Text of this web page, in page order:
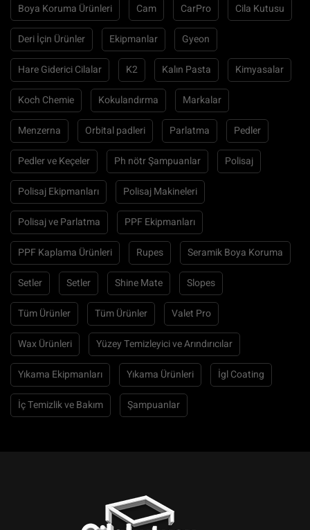
Boya Koruma Ürünleri Cam CarPro Cila Kutusu
Deri İçin Ürünler Ekipmanlar Gyeon
Hare Giderici Cilalar K2 Kalın Pasta Kimyasalar
Koch Chemie Kokulandırma Markalar
Menzerna Orbital padleri Parlatma Pedler
Pedler ve Keçeler Ph nötr Şampuanlar Polisaj
Polisaj Ekipmanları Polisaj Makineleri
Polisaj ve Parlatma PPF Ekipmanları
PPF Kaplama Ürünleri Rupes Seramik Boya Koruma
Setler Setler Shine Mate Slopes
Tüm Ürünler Tüm Ürünler Valet Pro
Wax Ürünleri Yüzey Temizleyici ve Arındırıcılar
Yıkama Ekipmanları Yıkama Ürünleri İgl Coating
İç Temizlik ve Bakım Şampuanlar